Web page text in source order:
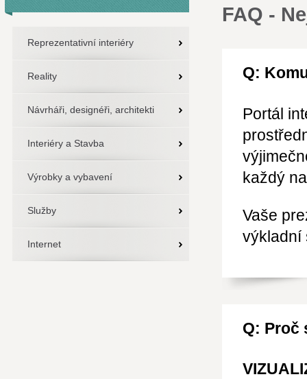
Reprezentativní interiéry
Reality
Návrháři, designéři, architekti
Interiéry a Stavba
Výrobky a vybavení
Služby
Internet
FAQ -
Q:
Portál
každý
Vaše
výkladní
Q: Proč